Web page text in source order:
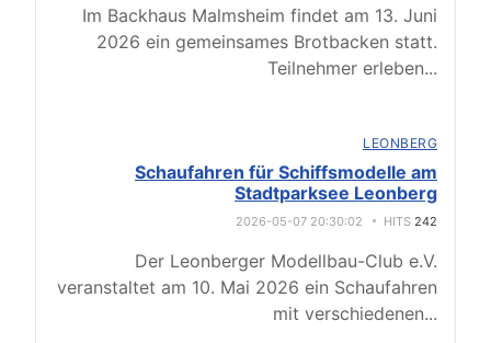
Im Backhaus Malmsheim findet am 13. Juni
2026 ein gemeinsames Brotbacken statt.
Teilnehmer erleben...
LEONBERG
Schaufahren für Schiffsmodelle am
Stadtparksee Leonberg
2026-05-07 20:30:02 HITS 242
Der Leonberger Modellbau-Club e.V.
veranstaltet am 10. Mai 2026 ein Schaufahren
mit verschiedenen...